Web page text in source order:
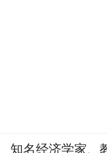
知名经济学家、